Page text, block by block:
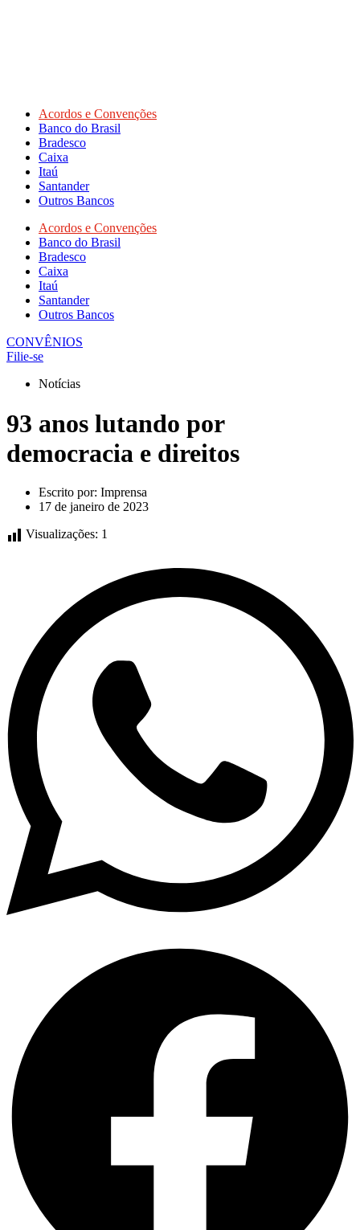
Acordos e Convenções
Banco do Brasil
Bradesco
Caixa
Itaú
Santander
Outros Bancos
Acordos e Convenções
Banco do Brasil
Bradesco
Caixa
Itaú
Santander
Outros Bancos
CONVÊNIOS
Filie-se
Notícias
93 anos lutando por
democracia e direitos
Escrito por: Imprensa
17 de janeiro de 2023
Visualizações: 1